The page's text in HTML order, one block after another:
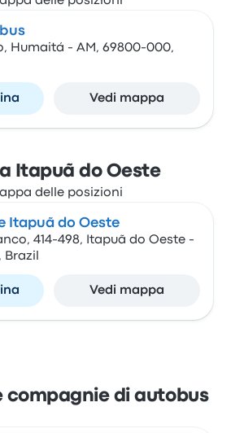
Humaitá - AM, 69800-000,
Vedi mappa
Itapuã do Oeste
Itapuã do Oeste
414-498, Itapuã do Oeste -
Brazil
Vedi mappa
compagnie di autobus